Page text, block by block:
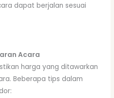
dapat berjalan sesuai
Acara
harga yang ditawarkan
Beberapa tips dalam